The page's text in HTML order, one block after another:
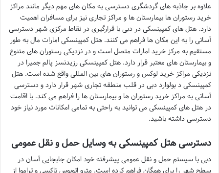
علاوه بر جاذبه های گردشگری دسترسی به مکان های مهم دیگر مانند مراکز
خرید رستوران ها بیمارستان ها و مراکز تجاری نیز برای مسافران اهمیت
دارد. هتل های کمپینسکی در دبی با قرارگیری در نقاط مرکزی شهر دسترسی
آسانی را به این مکان ها فراهم می کنند. هتل کمپینسکی امارات مال به طور
مستقیم به مرکز خرید امارات متصل است و در نزدیکی رستوران های متنوع
و بیمارستان های معتبر قرار دارد. هتل کمپینسکی رزیدنسز پالم جمیرا در
نزدیکی مراکز خرید لوکس و رستوران های بین المللی واقع شده است. هتل
کمپینسکی د بولوارد دبی در قلب منطقه تجاری شهر قرار دارد و دسترسی
آسانی به مراکز خرید رستوران ها و بیمارستان ها را فراهم می کند. با اقامت
در هتل های کمپینسکی می توانید به راحتی به تمامی امکانات مورد نیاز خود
دسترسی داشته باشید.
دسترسی هتل کمپینسکی به وسایل حمل و نقل عمومی
دبی با سیستم حمل و نقل عمومی پیشرفته خود امکان جابجایی آسان در
سطح شهر را برای همگان فراهم کرده است. مترو اتوبوس تاکسی و تراموا از